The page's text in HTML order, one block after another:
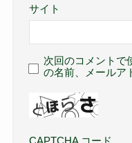
サイト
次回のコメントで
の名前、メールア